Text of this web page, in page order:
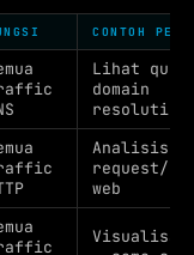
CONTOH
Lihat
domain
resolution
Analisis
request/
web